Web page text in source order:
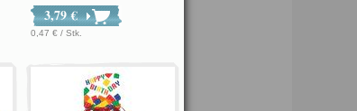
3,79 €
0,47 € / Stk.